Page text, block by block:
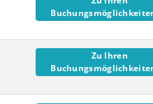
Zu Ihren